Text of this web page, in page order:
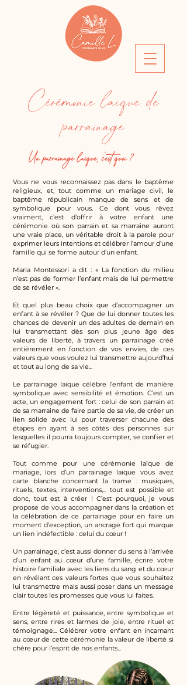
Cérémonie laïque de
parrainage
Un parrainage laïque, c’est quoi ?
Vous ne vous reconnaissez pas dans le baptême
religieux, et, tout comme un mariage civil, le
baptême républicain manque de sens et de
symbolique pour vous. Ce dont vous rêvez
vraiment, c’est d’offrir à votre enfant une
cérémonie où son parrain et sa marraine auront
une vraie place, un véritable droit à la parole pour
exprimer leurs intentions et célébrer l’amour d’une
famille qui se forme autour d’un enfant.
Maria Montessori a dit : « La fonction du milieu
n’est pas de former l’enfant mais de lui permettre
de se révéler ».
Et quel plus beau choix que d’accompagner un
enfant à se révéler ? Que de lui donner toutes les
chances de devenir un des adultes de demain en
lui transmettant dès son plus jeune âge des
valeurs de liberté, à travers un parrainage créé
entièrement en fonction de vos envies, de ces
valeurs que vous voulez lui transmettre aujourd’hui
et tout au long de sa vie...
Le parrainage laïque célèbre l’enfant de manière
symbolique avec sensibilité et émotion. C’est un
acte, un engagement fort : celui de son parrain et
de sa marraine de faire partie de sa vie, de créer un
lien solide avec lui pour traverser chacune des
étapes en ayant à ses côtés des personnes sur
lesquelles il pourra toujours compter, se confier et
se réfugier.
Tout comme pour une cérémonie laïque de
mariage, lors d’un parrainage laïque vous avez
carte blanche concernant la trame : musiques,
rituels, textes, interventions,... tout est possible et
donc, tout est à créer ! C’est pourquoi, je vous
propose de vous accompagner dans la création et
la célébration de ce parrainage pour en faire un
moment d’exception, un ancrage fort qui marque
un lien indéfectible : celui du cœur !
Un parrainage, c’est aussi donner du sens à l’arrivée
d’un enfant au cœur d’une famille, écrire votre
histoire familiale avec les liens du sang et du cœur
en révélant ces valeurs fortes que vous souhaitez
lui transmettre mais aussi poser dans un message
clair toutes les promesses que vous lui faites.
Entre légèreté et puissance, entre symbolique et
sens, entre rires et larmes de joie, entre rituel et
témoignage... Célébrer votre enfant en incarnant
au cœur de cette cérémonie la valeur de liberté si
chère pour l’esprit de nos enfants...